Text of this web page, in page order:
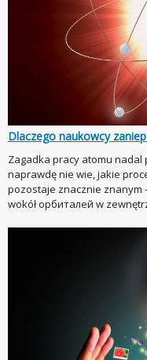
Dlaczego naukowcy
Zagadka pracy atomu
naprawdę nie wie, jakie
pozostaje znacznie
wokół орбиталей w